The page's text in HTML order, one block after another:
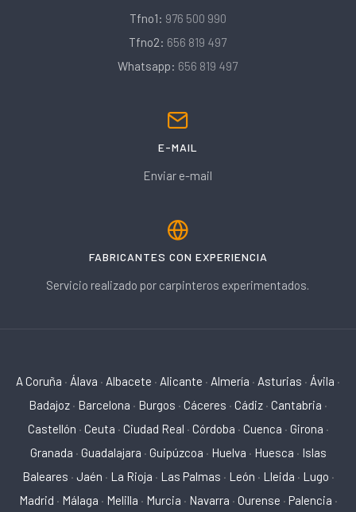
Tfno1: 976 500 990
Tfno2: 656 819 497
Whatsapp: 656 819 497
E-MAIL
Enviar e-mail
FABRICANTES CON EXPERIENCIA
Servicio realizado por carpinteros experimentados.
A Coruña · Álava · Albacete · Alicante · Almería · Asturias · Ávila ·
Badajoz · Barcelona · Burgos · Cáceres · Cádiz · Cantabria ·
Castellón · Ceuta · Ciudad Real · Córdoba · Cuenca · Girona ·
Granada · Guadalajara · Guipúzcoa · Huelva · Huesca · Islas
Baleares · Jaén · La Rioja · Las Palmas · León · Lleida · Lugo ·
Madrid · Málaga · Melilla · Murcia · Navarra · Ourense · Palencia ·